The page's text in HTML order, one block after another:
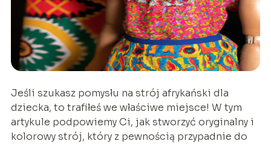
Jeśli szukasz pomysłu na strój afrykański dla
dziecka, to trafiłeś we właściwe miejsce! W tym
artykule podpowiemy Ci, jak stworzyć oryginalny i
kolorowy strój, który z pewnością przypadnie do